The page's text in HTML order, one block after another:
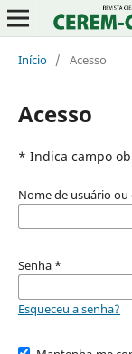
Início / Acesso
Acesso
* Indica campo
Nome de usuário ou
Senha *
Esqueceu a senha?